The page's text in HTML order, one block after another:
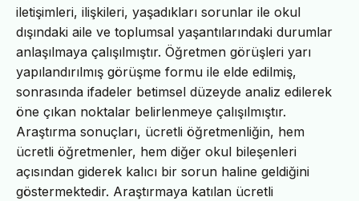
iletişimleri, ilişkileri, yaşadıkları sorunlar ile okul
dışındaki aile ve toplumsal yaşantılarındaki durumlar
anlaşılmaya çalışılmıştır. Öğretmen görüşleri yarı
yapılandırılmış görüşme formu ile elde edilmiş,
sonrasında ifadeler betimsel düzeyde analiz edilerek
öne çıkan noktalar belirlenmeye çalışılmıştır.
Araştırma sonuçları, ücretli öğretmenliğin, hem
ücretli öğretmenler, hem diğer okul bileşenleri
açısından giderek kalıcı bir sorun haline geldiğini
göstermektedir. Araştırmaya katılan ücretli